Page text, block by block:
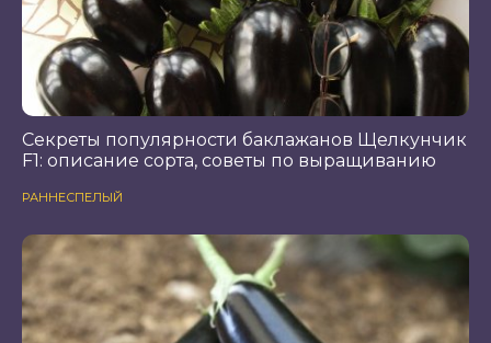
Секреты популярности баклажанов Щелкунчик
F1: описание сорта, советы по выращиванию
РАННЕСПЕЛЫЙ